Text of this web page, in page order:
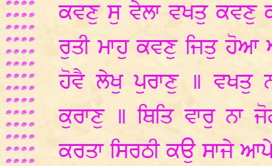
ਕਵਣੁ ਸੁ ਵੇਲਾ ਵਖਤੁ ਕਵਣੁ
ਰੁਤੀ ਮਾਹੁ ਕਵਣੁ ਜਿਤੁ
ਹੋਵੈ ਲੇਖੁ ਪੁਰਾਣੁ ॥ ਵਖਤੁ
ਕੁਰਾਣੁ ॥ ਥਿਤਿ ਵਾਰੁ ਨਾ
ਕਰਤਾ ਸਿਰਠੀ ਕਉ ਸਾਜੇ